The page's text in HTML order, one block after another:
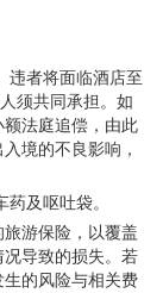
违者将面临酒店至
须共同承担。如
法庭追偿，由此
境的不良影响，
及呕吐袋。
游保险，以覆盖
导致的损失。若
的风险与相关费